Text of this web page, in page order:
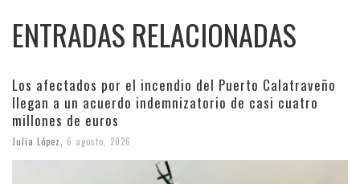
ENTRADAS RELACIONADAS
Los afectados por el incendio del Puerto Calatraveño
llegan a un acuerdo indemnizatorio de casi cuatro
millones de euros
Julia López, 6 agosto, 2026